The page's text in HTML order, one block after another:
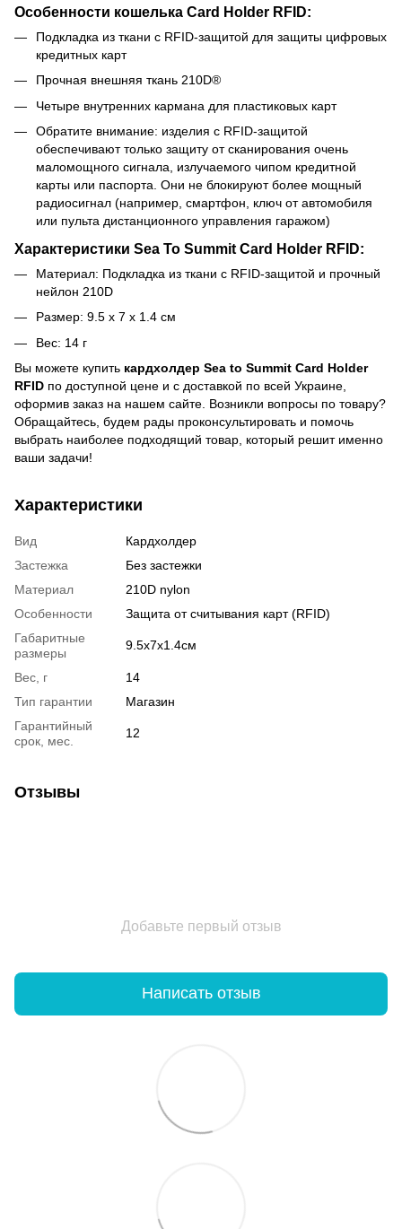
Особенности кошелька Card Holder RFID:
Подкладка из ткани с RFID-защитой для защиты цифровых
кредитных карт
Прочная внешняя ткань 210D®
Четыре внутренних кармана для пластиковых карт
Обратите внимание: изделия с RFID-защитой
обеспечивают только защиту от сканирования очень
маломощного сигнала, излучаемого чипом кредитной
карты или паспорта. Они не блокируют более мощный
радиосигнал (например, смартфон, ключ от автомобиля
или пульта дистанционного управления гаражом)
Характеристики Sea To Summit Card Holder RFID:
Материал: Подкладка из ткани с RFID-защитой и прочный
нейлон 210D
Размер: 9.5 х 7 х 1.4 см
Вес: 14 г
Вы можете купить кардхолдер Sea to Summit Card Holder
RFID по доступной цене и с доставкой по всей Украине,
оформив заказ на нашем сайте. Возникли вопросы по товару?
Обращайтесь, будем рады проконсультировать и помочь
выбрать наиболее подходящий товар, который решит именно
ваши задачи!
Характеристики
Вид
Кардхолдер
Застежка
Без застежки
Материал
210D nylon
Особенности
Защита от считывания карт (RFID)
Габаритные
размеры
9.5х7х1.4см
Вес, г
14
Тип гарантии
Магазин
Гарантийный
срок, мес.
12
Отзывы
Добавьте первый отзыв
Написать отзыв